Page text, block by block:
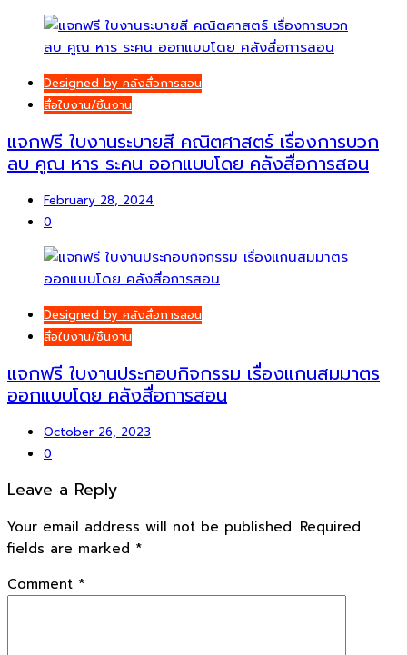
Designed by คลังสื่อการสอน
สื่อใบงาน/ชิ้นงาน
แจกฟรี ใบงานระบายสี คณิตศาสตร์ เรื่องการบวก
ลบ คูณ หาร ระคน ออกแบบโดย คลังสื่อการสอน
February 28, 2024
0
Designed by คลังสื่อการสอน
สื่อใบงาน/ชิ้นงาน
แจกฟรี ใบงานประกอบกิจกรรม เรื่องแกนสมมาตร
ออกแบบโดย คลังสื่อการสอน
October 26, 2023
0
Leave a Reply
Your email address will not be published. Required
fields are marked *
Comment *